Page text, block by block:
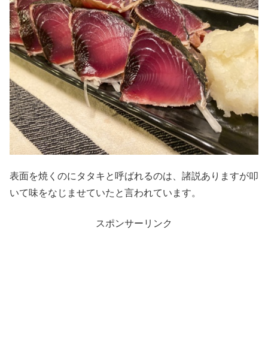
表面を焼くのにタタキと呼ばれるのは、諸説ありますが叩
いて味をなじませていたと言われています。
スポンサーリンク